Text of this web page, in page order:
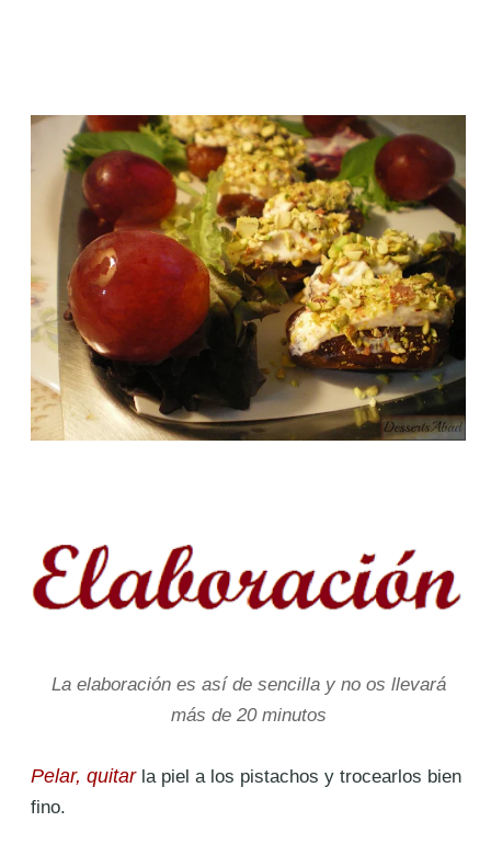
La elaboración es así de sencilla y no os llevará
más de 20 minutos
Pelar, quitarla piel a los pistachos y trocearlos bien
fino.